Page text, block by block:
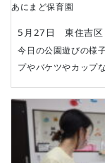
あにまど保育園
5月27日 東住吉
今日の公園遊びの様
プやバケツやカップ